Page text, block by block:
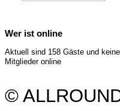
Wer ist online
Aktuell sind 158 Gäste und keine
Mitglieder online
©